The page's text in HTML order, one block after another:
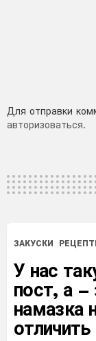
Добавить
комментарий
Для отправки
авторизоваться.
ЗАКУСКИ
У нас
пост, а –
намазка